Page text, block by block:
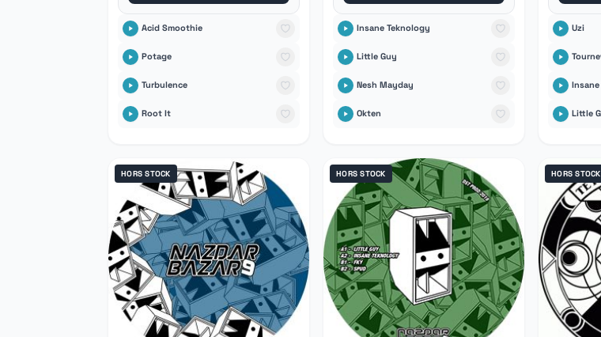
Acid Smoothie
Potage
Turbulence
Root It
Insane Teknology
Little Guy
Nesh Mayday
Okten
Uzi
Little
HORS STOCK HORS STOCK HORS STOCK